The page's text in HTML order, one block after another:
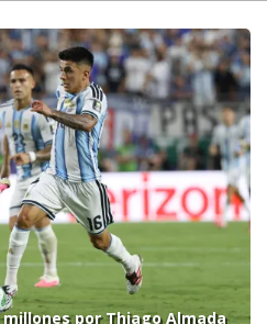
millones por Thiago Almada